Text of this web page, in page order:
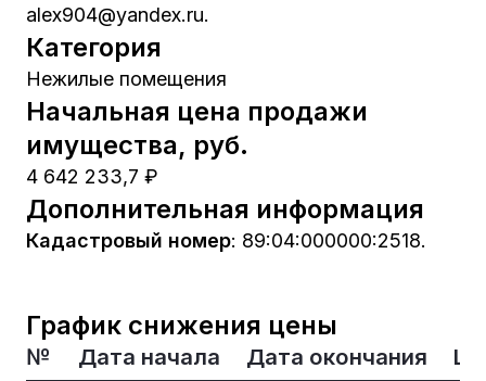
alex904@yandex.ru.
Категория
Нежилые помещения
Начальная цена продажи
имущества, руб.
4 642 233,7 ₽
Дополнительная информация
Кадастровый номер: 89:04:000000:2518.
График снижения цены
№ Дата начала Дата окончания